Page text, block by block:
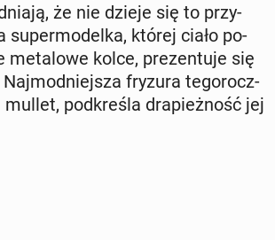
że nie dzieje się to przy­
su­per­mo­del­ka, której ciało po­
me­ta­lo­we kolce, pre­zen­tu­je się
Naj­mod­niej­sza fryzura te­go­rocz­
mullet, pod­kre­śla dra­pież­ność jej